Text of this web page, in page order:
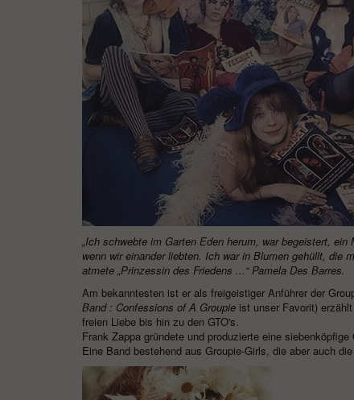
„Ich schwebte im Garten Eden herum, war begeistert,
wenn wir einander liebten. Ich war in Blumen gehüllt, die
atmete „Prinzessin des Friedens ...“ Pamela Des Barres.
Am bekanntesten ist er als freigeistiger Anführer der
Band: Confessions of A Groupie ist unser Favorit)
freien Liebe bis hin zu den GTO's.
Frank Zappa gründete und produzierte eine
Eine Band bestehend aus Groupie-Girls, die aber auch